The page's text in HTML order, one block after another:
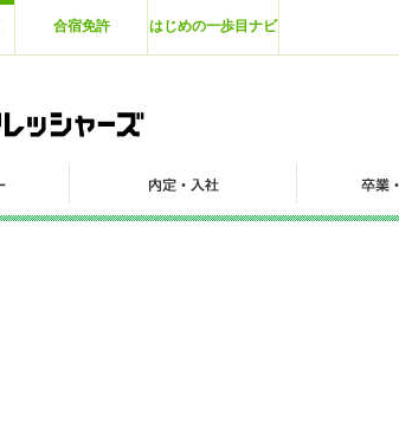
合宿免許 はじめの一歩目ナビ